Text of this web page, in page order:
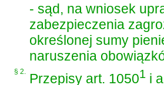
- sąd, na wniosek
zabezpieczenia
określonej sumy
naruszenia
§ 2. Przepisy art. 10501 i